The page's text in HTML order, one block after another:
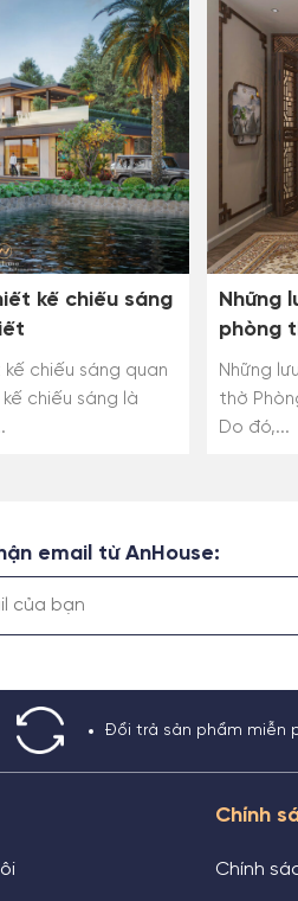
kế chiếu sáng
chiếu sáng quan
chiếu sáng là
Những
phòng
Những
thờ
Do đó,...
email từ AnHouse:
Đổi trả sản phẩm miễn
Chính
Chính